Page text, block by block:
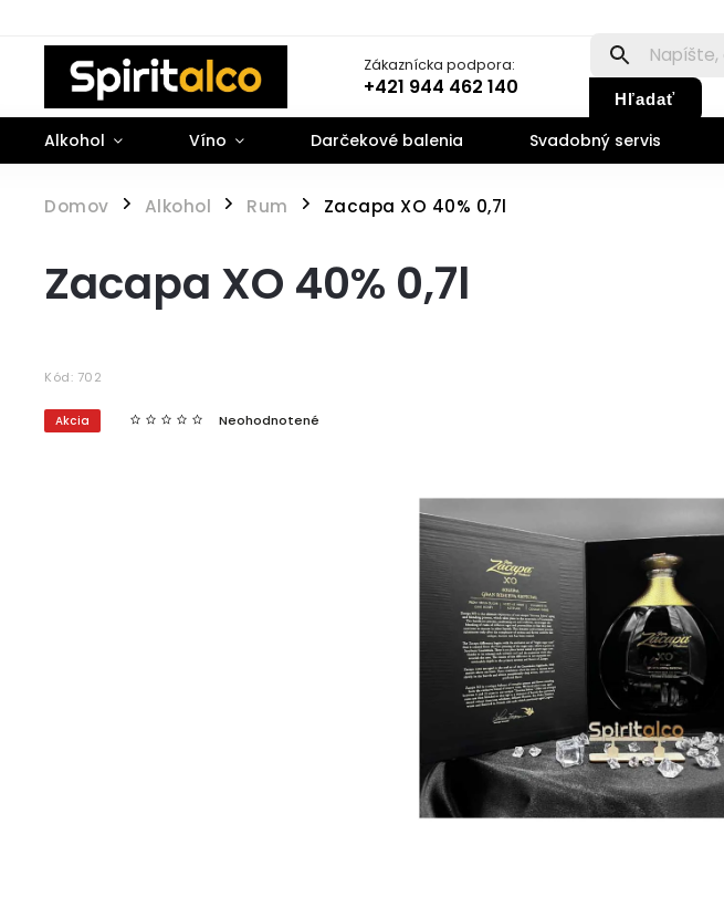
Zákaznícka podpora:
+421 944 462 140 Hľadať
Alkohol Víno Darčekové balenia Svadobný servis
Domov / Alkohol / Rum / Zacapa XO 40% 0,7l
Zacapa XO 40% 0,7l
Kód: 702
Akcia Neohodnotené